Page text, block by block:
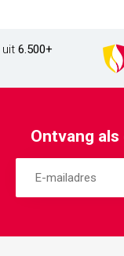
uit 6.500+
Ontvang